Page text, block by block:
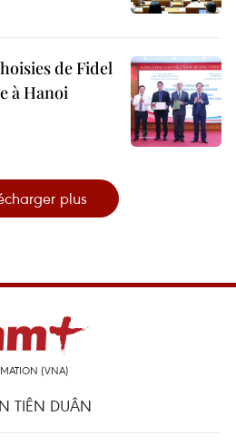
de Fidel
à Hanoi
plus
(VNA)
TIÊN DUÂN